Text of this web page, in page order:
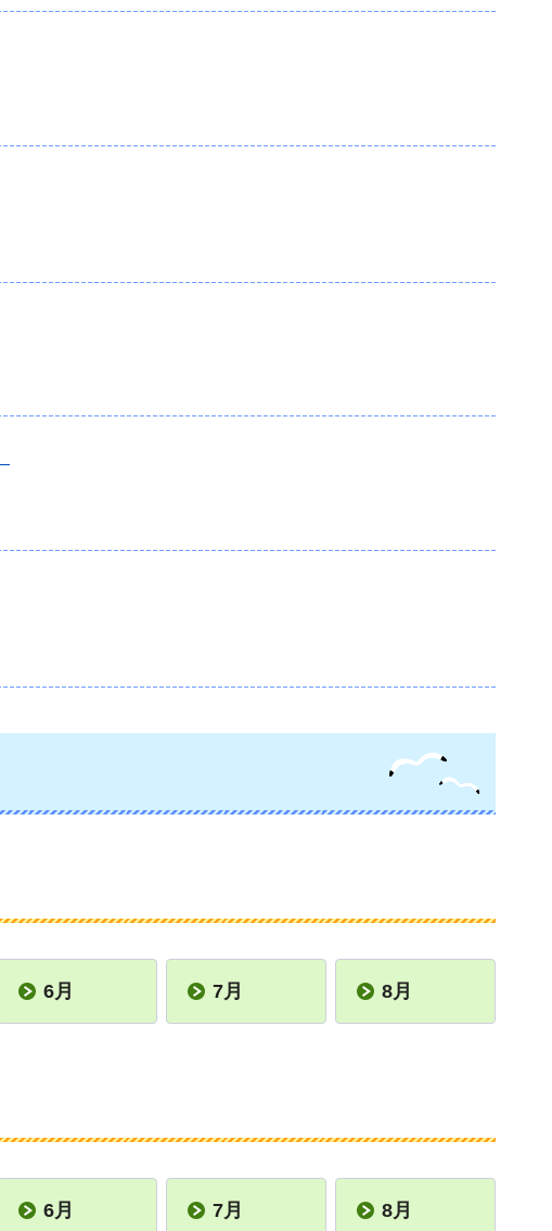
6月 7月 8月
6月 7月 8月